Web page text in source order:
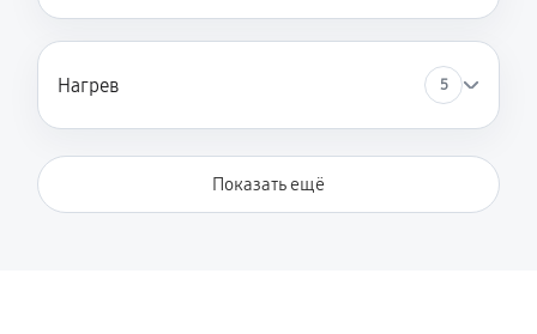
Нагрев 5
Показать ещё